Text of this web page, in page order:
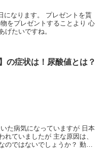
げたいですね。
の症状は！尿酸値とは？
したが 主な原因は、
ではないでしょうか？ 動物